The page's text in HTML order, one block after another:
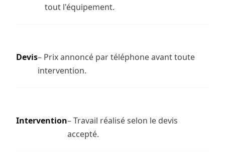
tout l'équipement.
Devis– Prix annoncé par téléphone avant toute
intervention.
Intervention– Travail réalisé selon le devis
accepté.